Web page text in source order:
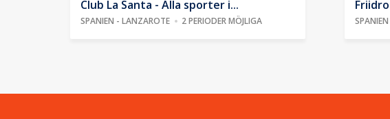
Club La Santa - Alla sporter i...
SPANIEN - LANZAROTE 2 PERIODER MÖJLIGA